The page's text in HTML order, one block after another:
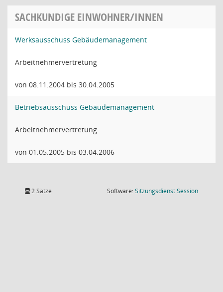
SACHKUNDIGE EINWOHNER/INNEN
Werksausschuss Gebäudemanagement
Arbeitnehmervertretung
von 08.11.2004 bis 30.04.2005
Betriebsausschuss Gebäudemanagement
Arbeitnehmervertretung
von 01.05.2005 bis 03.04.2006
2 Sätze Software:SitzungsdienstSession(Wird in